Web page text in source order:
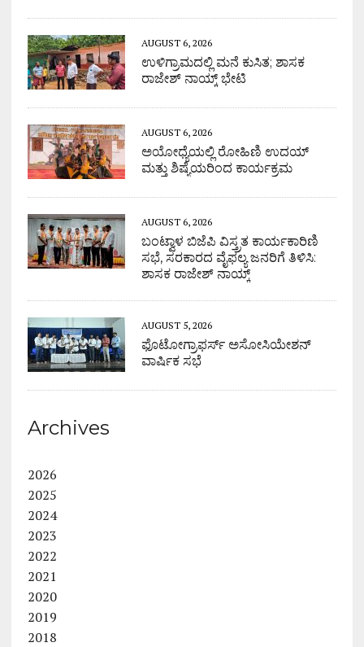
AUGUST 6, 2026
ಉಳಿಗ್ರಾಮದಲ್ಲಿ ಮನೆ ಕುಸಿತ; ಶಾಸಕ
ರಾಜೇಶ್ ನಾಯ್ಕ್ ಭೇಟಿ
AUGUST 6, 2026
ಅಯೋಧ್ಯೆಯಲ್ಲಿ ರೋಹಿಣಿ ಉದಯ್
ಮತ್ತು ಶಿಷ್ಯೆಯರಿಂದ ಕಾರ್ಯಕ್ರಮ
AUGUST 6, 2026
ಬಂಟ್ವಾಳ ಬಿಜೆಪಿ ವಿಸ್ತ್ರತ ಕಾರ್ಯಕಾರಿಣಿ
ಸಭೆ, ಸರಕಾರದ ವೈಫಲ್ಯ ಜನರಿಗೆ ತಿಳಿಸಿ:
ಶಾಸಕ ರಾಜೇಶ್ ನಾಯ್ಕ್
AUGUST 5, 2026
ಫೊಟೋಗ್ರಾಫರ್ಸ್ ಅಸೋಸಿಯೇಶನ್
ವಾರ್ಷಿಕ ಸಭೆ
Archives
2026
2025
2024
2023
2022
2021
2020
2019
2018